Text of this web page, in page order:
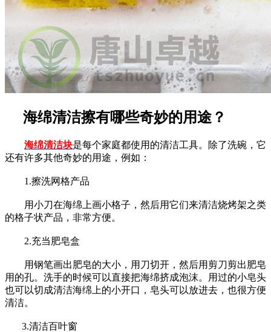
海绵清洁擦有哪些奇妙的用途？
海绵清洁块是每个家庭都使用的清洁工具。除了洗碗，它
还有许多其他奇妙的用途，例如：
1.擦洗网格产品
用小刀在海绵上画小格子，然后用它们来清洁烧烤架之类
的格子状产品，非常方便。
2.充当肥皂盒
用钢笔画出肥皂的大小，用刀切开，然后用剪刀剪出肥皂
用的孔。洗手的时候可以直接把海绵挤成泡沫。用过的小皂头
也可以切成清洁海绵上的小开口，皂头可以放进去，也很方便
清洁。
3.清洁百叶窗